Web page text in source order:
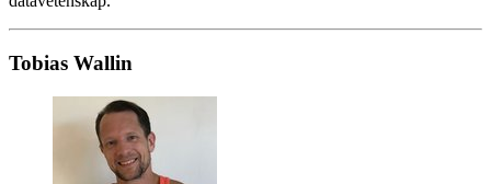
Tobias Wallin